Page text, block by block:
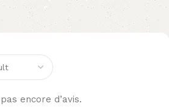
encore d’avis.